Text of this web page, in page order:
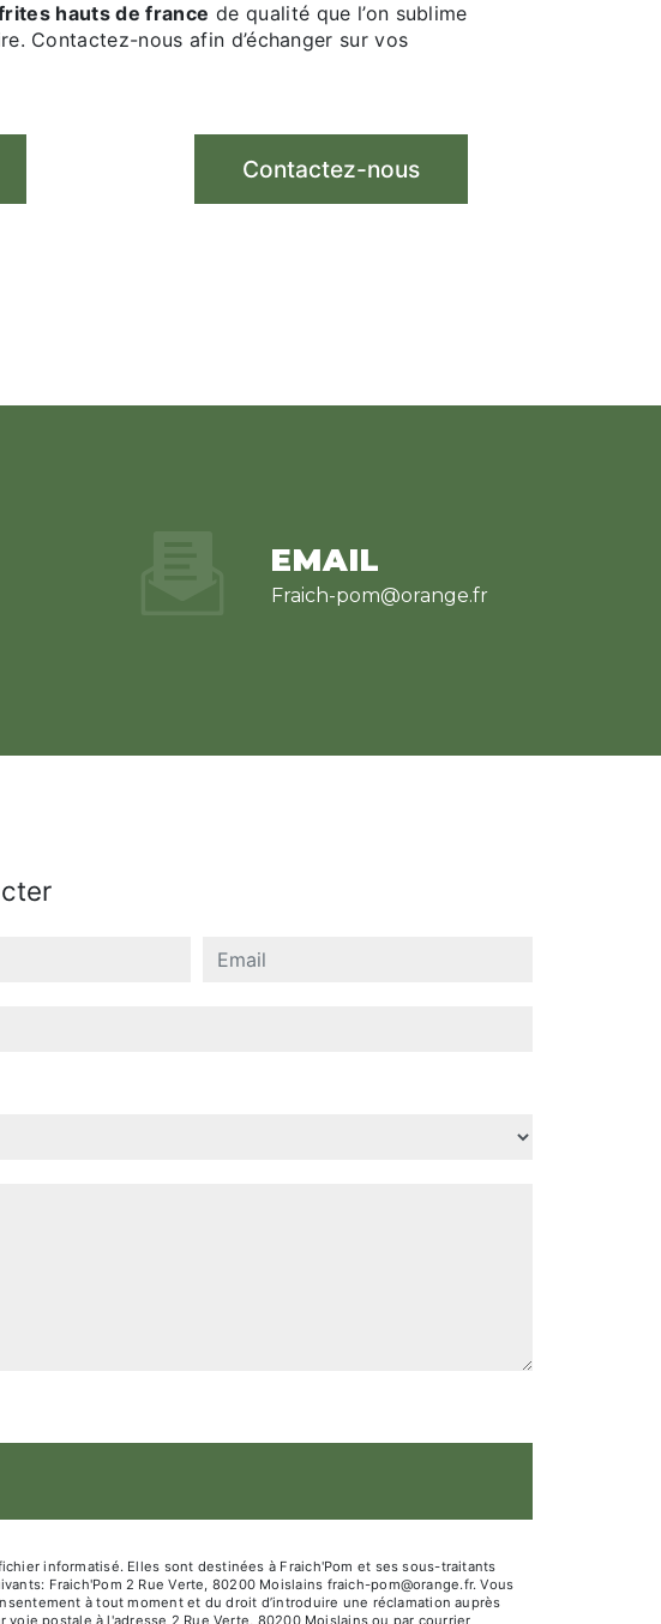
hauts de france de qualité que l’on sublime
Contactez-nous afin d’échanger sur vos
Contactez-nous
EMAIL
fraich-pom@orange.fr
informatisé. Elles sont destinées à Fraich'Pom et ses sous-traitants
Fraich'Pom 2 Rue Verte, 80200 Moislains fraich-pom@orange.fr. Vous
à tout moment et du droit d’introduire une réclamation auprès